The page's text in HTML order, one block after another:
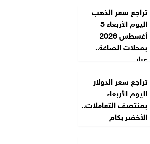
تراجع سعر الذهب
اليوم الأربعاء 5
أغسطس 2026
بمحلات الصاغة..
عيار...
تراجع سعر الدولار
اليوم الأربعاء
بمنتصف التعاملات..
الأخضر بكام